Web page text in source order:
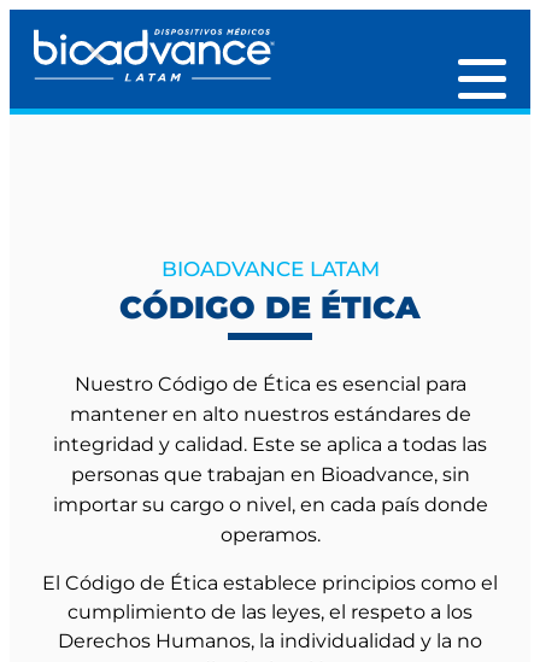
BIOADVANCE LATAM
CÓDIGO DE ÉTICA
Nuestro Código de Ética es esencial para
mantener en alto nuestros estándares de
integridad y calidad. Este se aplica a todas las
personas que trabajan en Bioadvance, sin
importar su cargo o nivel, en cada país donde
operamos.
El Código de Ética establece principios como el
cumplimiento de las leyes, el respeto a los
Derechos Humanos, la individualidad y la no